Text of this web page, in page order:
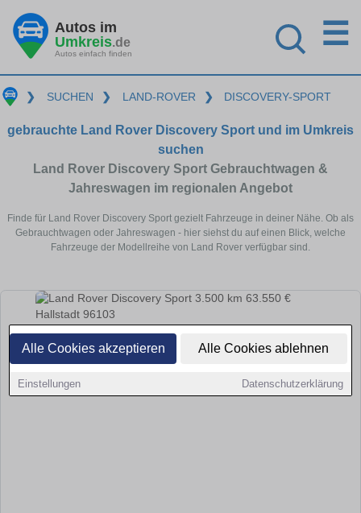
Alle Cookies akzeptieren Alle Cookies ablehnen
Einstellungen Datenschutzerklärung
Autos im
Umkreis.de
Autos einfach finden
☰
❯ SUCHEN ❯ LAND-ROVER ❯ DISCOVERY-SPORT
gebrauchte Land Rover Discovery Sport und im Umkreis
suchen
Land Rover Discovery Sport Gebrauchtwagen &
Jahreswagen im regionalen Angebot
Finde für Land Rover Discovery Sport gezielt Fahrzeuge in deiner Nähe. Ob als
Gebrauchtwagen oder Jahreswagen - hier siehst du auf einen Blick, welche
Fahrzeuge der Modellreihe von Land Rover verfügbar sind.